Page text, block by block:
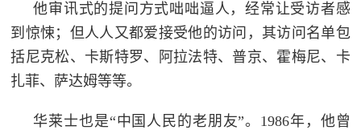
他审讯式的提问方式咄咄逼人，经常让受访者感
到惊悚；但人人又都爱接受他的访问，其访问名单包
括尼克松、卡斯特罗、阿拉法特、普京、霍梅尼、卡
扎菲、萨达姆等等。
华莱士也是“中国人民的老朋友”。1986年，他曾